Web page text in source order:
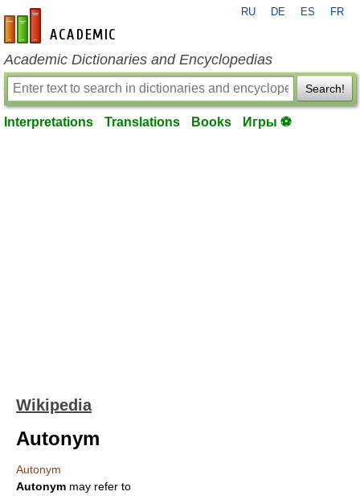
en-academic.com
RU DE ES FR
Academic Dictionaries and Encyclopedias
Search!
Interpretations Translations Books Игры ⚽
Wikipedia
Autonym
Autonym
Autonym may refer to